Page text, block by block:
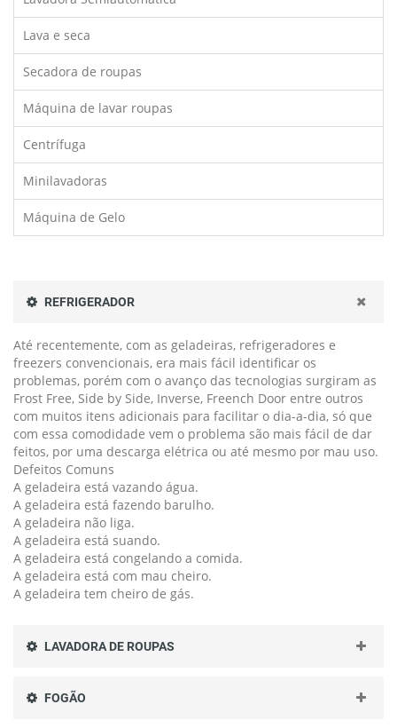
Lava e seca
Secadora de roupas
Máquina de lavar roupas
Centrífuga
Minilavadoras
Máquina de Gelo
REFRIGERADOR
Até recentemente, com as geladeiras, refrigeradores e
freezers convencionais, era mais fácil identificar os
problemas, porém com o avanço das tecnologias surgiram as
Frost Free, Side by Side, Inverse, Freench Door entre outros
com muitos itens adicionais para facilitar o dia-a-dia, só que
com essa comodidade vem o problema são mais fácil de dar
feitos, por uma descarga elétrica ou até mesmo por mau uso.
Defeitos Comuns
A geladeira está vazando água.
A geladeira está fazendo barulho.
A geladeira não liga.
A geladeira está suando.
A geladeira está congelando a comida.
A geladeira está com mau cheiro.
A geladeira tem cheiro de gás.
LAVADORA DE ROUPAS
FOGÃO